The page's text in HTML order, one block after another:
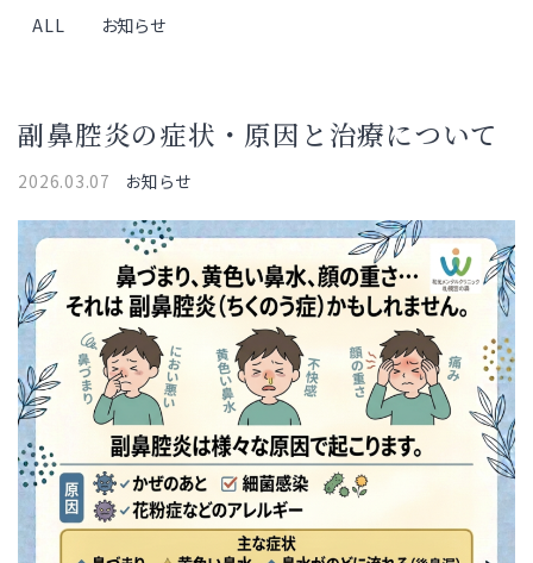
ALL お知らせ
副鼻腔炎の症状・原因と治療について
2026.03.07 お知らせ